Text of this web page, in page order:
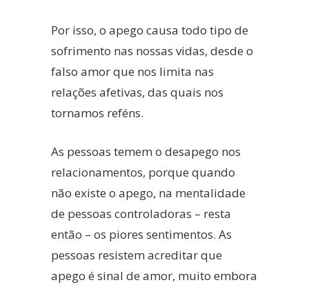
Por isso, o apego causa todo tipo de
sofrimento nas nossas vidas, desde o
falso amor que nos limita nas
relações afetivas, das quais nos
tornamos reféns.
As pessoas temem o desapego nos
relacionamentos, porque quando
não existe o apego, na mentalidade
de pessoas controladoras – resta
então – os piores sentimentos. As
pessoas resistem acreditar que
apego é sinal de amor, muito embora